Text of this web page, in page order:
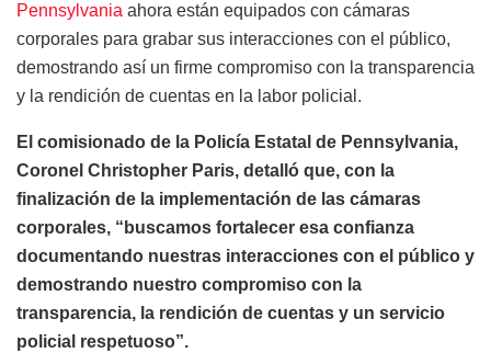
Pennsylvania ahora están equipados con cámaras
corporales para grabar sus interacciones con el público,
demostrando así un firme compromiso con la transparencia
y la rendición de cuentas en la labor policial.
El comisionado de la Policía Estatal de Pennsylvania,
Coronel Christopher Paris, detalló que, con la
finalización de la implementación de las cámaras
corporales, “buscamos fortalecer esa confianza
documentando nuestras interacciones con el público y
demostrando nuestro compromiso con la
transparencia, la rendición de cuentas y un servicio
policial respetuoso”.